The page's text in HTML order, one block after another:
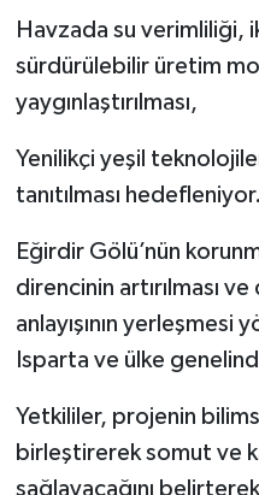
Havzada su verimliliği,
sürdürülebilir üretim
yaygınlaştırılması,
Yenilikçi yeşil
tanıtılması hedefleniyor.
Eğirdir Gölü’nün
direncinin artırılması
anlayışının yerleşmesi
Isparta ve ülke
Yetkililer, projenin
birleştirerek somut ve
sağlayacağını